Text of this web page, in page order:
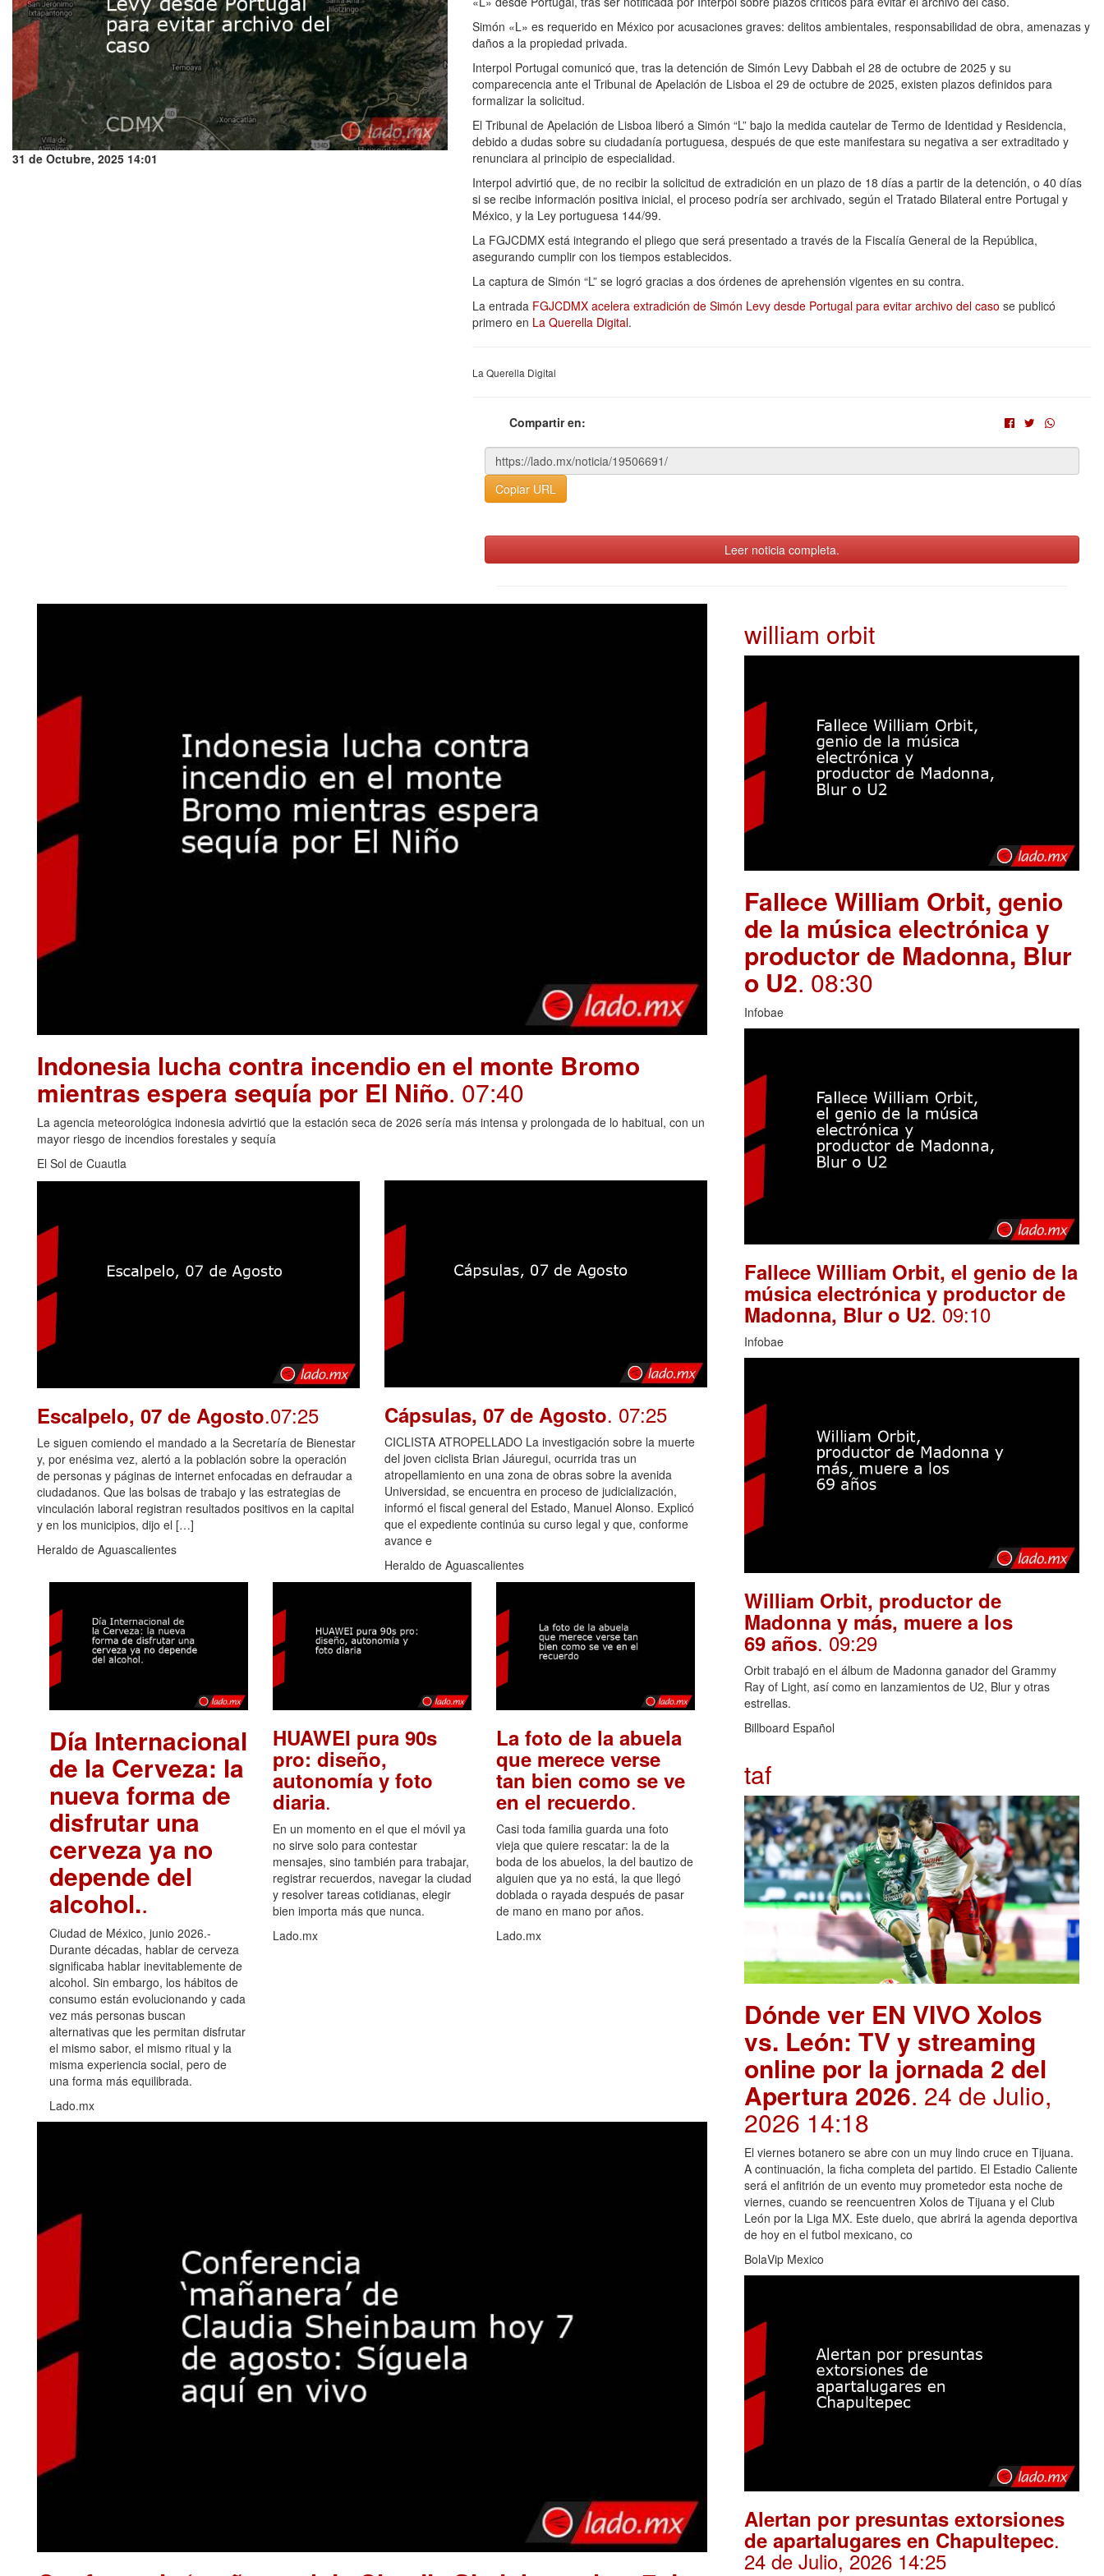
31 de Octubre, 2025 14:01
Simón «L» es requerido en México por acusaciones graves: delitos ambientales, responsabilidad de obra, amenazas y
daños a la propiedad privada.
Interpol Portugal comunicó que, tras la detención de Simón Levy Dabbah el 28 de octubre de 2025 y su
comparecencia ante el Tribunal de Apelación de Lisboa el 29 de octubre de 2025, existen plazos definidos para
formalizar la solicitud.
El Tribunal de Apelación de Lisboa liberó a Simón “L” bajo la medida cautelar de Termo de Identidad y Residencia,
debido a dudas sobre su ciudadanía portuguesa, después de que este manifestara su negativa a ser extraditado y
renunciara al principio de especialidad.
Interpol advirtió que, de no recibir la solicitud de extradición en un plazo de 18 días a partir de la detención, o 40 días
si se recibe información positiva inicial, el proceso podría ser archivado, según el Tratado Bilateral entre Portugal y
México, y la Ley portuguesa 144/99.
La FGJCDMX está integrando el pliego que será presentado a través de la Fiscalía General de la República,
asegurando cumplir con los tiempos establecidos.
La captura de Simón “L” se logró gracias a dos órdenes de aprehensión vigentes en su contra.
La entrada FGJCDMX acelera extradición de Simón Levy desde Portugal para evitar archivo del caso se publicó
primero en La Querella Digital.
La Querella Digital
Compartir en:
Copiar URL
Leer noticia completa.
Indonesia lucha contra incendio en el monte Bromo
mientras espera sequía por El Niño. 07:40
La agencia meteorológica indonesia advirtió que la estación seca de 2026 sería más intensa y prolongada de lo habitual, con un
mayor riesgo de incendios forestales y sequía
El Sol de Cuautla
Escalpelo, 07 de Agosto.07:25
Le siguen comiendo el mandado a la Secretaría de Bienestar
y, por enésima vez, alertó a la población sobre la operación
de personas y páginas de internet enfocadas en defraudar a
ciudadanos. Que las bolsas de trabajo y las estrategias de
vinculación laboral registran resultados positivos en la capital
y en los municipios, dijo el […]
Heraldo de Aguascalientes
Cápsulas, 07 de Agosto. 07:25
CICLISTA ATROPELLADO La investigación sobre la muerte
del joven ciclista Brian Jáuregui, ocurrida tras un
atropellamiento en una zona de obras sobre la avenida
Universidad, se encuentra en proceso de judicialización,
informó el fiscal general del Estado, Manuel Alonso. Explicó
que el expediente continúa su curso legal y que, conforme
avance e
Heraldo de Aguascalientes
Día Internacional
de la Cerveza: la
nueva forma de
disfrutar una
cerveza ya no
depende del
alcohol..
Ciudad de México, junio 2026.-
Durante décadas, hablar de cerveza
significaba hablar inevitablemente de
alcohol. Sin embargo, los hábitos de
consumo están evolucionando y cada
vez más personas buscan
alternativas que les permitan disfrutar
el mismo sabor, el mismo ritual y la
misma experiencia social, pero de
una forma más equilibrada.
Lado.mx
HUAWEI pura 90s
pro: diseño,
autonomía y foto
diaria.
En un momento en el que el móvil ya
no sirve solo para contestar
mensajes, sino también para trabajar,
registrar recuerdos, navegar la ciudad
y resolver tareas cotidianas, elegir
bien importa más que nunca.
Lado.mx
La foto de la abuela
que merece verse
tan bien como se ve
en el recuerdo.
Casi toda familia guarda una foto
vieja que quiere rescatar: la de la
boda de los abuelos, la del bautizo de
alguien que ya no está, la que llegó
doblada o rayada después de pasar
de mano en mano por años.
Lado.mx
william orbit
Fallece William Orbit, genio
de la música electrónica y
productor de Madonna, Blur
o U2. 08:30
Infobae
Fallece William Orbit, el genio de la
música electrónica y productor de
Madonna, Blur o U2. 09:10
Infobae
William Orbit, productor de
Madonna y más, muere a los
69 años. 09:29
Orbit trabajó en el álbum de Madonna ganador del Grammy
Ray of Light, así como en lanzamientos de U2, Blur y otras
estrellas.
Billboard Español
taf
Dónde ver EN VIVO Xolos
vs. León: TV y streaming
online por la jornada 2 del
Apertura 2026. 24 de Julio,
2026 14:18
El viernes botanero se abre con un muy lindo cruce en Tijuana.
A continuación, la ficha completa del partido. El Estadio Caliente
será el anfitrión de un evento muy prometedor esta noche de
viernes, cuando se reencuentren Xolos de Tijuana y el Club
León por la Liga MX. Este duelo, que abrirá la agenda deportiva
de hoy en el futbol mexicano, co
BolaVip Mexico
Alertan por presuntas extorsiones
de apartalugares en Chapultepec.
24 de Julio, 2026 14:25